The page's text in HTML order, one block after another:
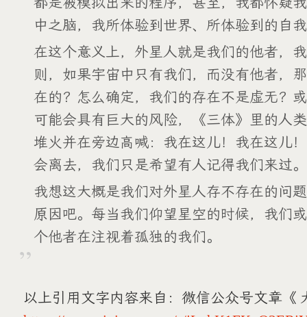
中之脑，我所体验到世界、所体验到的自
在这个意义上，外星人就是我们的他者，
则，如果宇宙中只有我们，而没有他者，
在的？怎么确定，我们的存在不是虚无？
可能会具有巨大的风险，《三体》里的人
堆火并在旁边高喊：我在这儿！我在这
会离去，我们只是希望有人记得我们来过。
我想这大概是我们对外星人存不存在的问
原因吧。每当我们仰望星空的时候，我们
个他者在注视着孤独的我们。
以上引用文字内容来自：微信公众号文章《